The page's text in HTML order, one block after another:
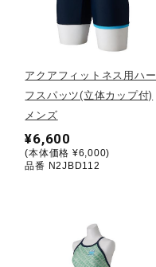
トレーニング
バレーボール
アクアフィットネス用ハー
フスパッツ(立体カップ付)
メンズ
¥6,600
(本体価格 ¥6,000)
品番 N2JBD112